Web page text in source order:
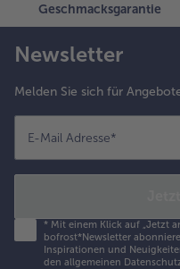
Geschmacksgarantie
Newsletter
Melden Sie sich für
E-Mail Adresse*
* Mit einem Klick auf „Jetzt
bofrost*Newsletter
Inspirationen und
den allgemeinen